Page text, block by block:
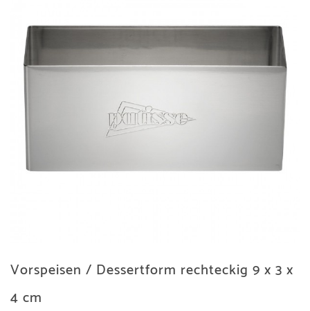
Vorspeisen / Dessertform rechteckig 9 x 3 x
4 cm